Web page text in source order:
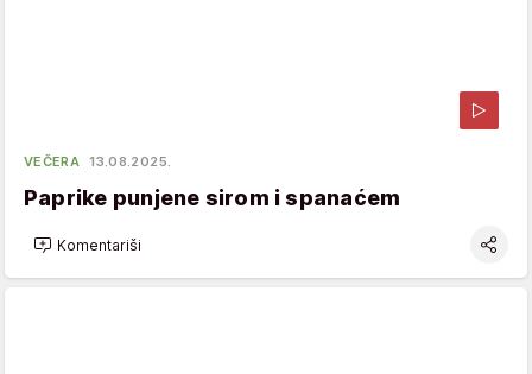
VEČERA 13.08.2025.
Paprike punjene sirom i spanaćem
Komentariši